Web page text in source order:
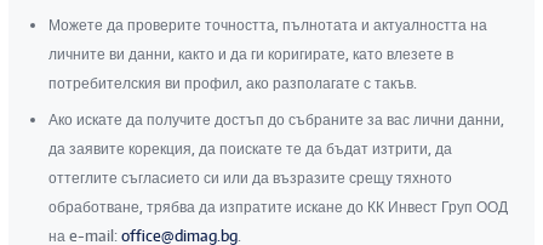
Можете да проверите точността, пълнотата и актуалността на
личните ви данни, както и да ги коригирате, като влезете в
потребителския ви профил, ако разполагате с такъв.
Ако искате да получите достъп до събраните за вас лични данни,
да заявите корекция, да поискате те да бъдат изтрити, да
оттеглите съгласието си или да възразите срещу тяхното
обработване, трябва да изпратите искане до КК Инвест Груп ООД
на e-mail:office@dimag.bg.